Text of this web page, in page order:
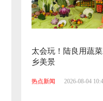
太会玩！陆良用蔬
乡美景
热点新闻 2026-08-04